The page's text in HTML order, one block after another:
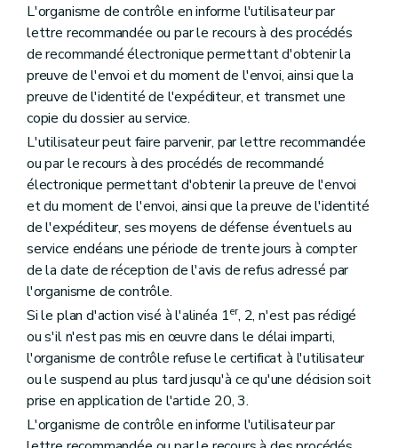
L'organisme de contrôle en informe l'utilisateur par
lettre recommandée ou par le recours à des procédés
de recommandé électronique permettant d'obtenir la
preuve de l'envoi et du moment de l'envoi, ainsi que la
preuve de l'identité de l'expéditeur, et transmet une
copie du dossier au service.
L'utilisateur peut faire parvenir, par lettre recommandée
ou par le recours à des procédés de recommandé
électronique permettant d'obtenir la preuve de l'envoi
et du moment de l'envoi, ainsi que la preuve de l'identité
de l'expéditeur, ses moyens de défense éventuels au
service endéans une période de trente jours à compter
de la date de réception de l'avis de refus adressé par
l'organisme de contrôle.
Si le plan d'action visé à l'alinéa 1er, 2, n'est pas rédigé
ou s'il n'est pas mis en œuvre dans le délai imparti,
l'organisme de contrôle refuse le certificat à l'utilisateur
ou le suspend au plus tard jusqu'à ce qu'une décision soit
prise en application de l'article 20, 3.
L'organisme de contrôle en informe l'utilisateur par